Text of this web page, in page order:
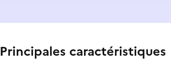
Principales caractéristiques